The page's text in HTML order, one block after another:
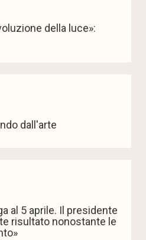
della luce»:
dall'arte
al 5 aprile. Il presidente
risultato nonostante le